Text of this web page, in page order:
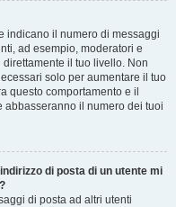
indicano il numero di messaggi
ad esempio, moderatori e
il tuo livello. Non
solo per aumentare il tuo
questo comportamento e il
abbasseranno il numero dei tuoi
di posta di un utente mi
di posta ad altri utenti